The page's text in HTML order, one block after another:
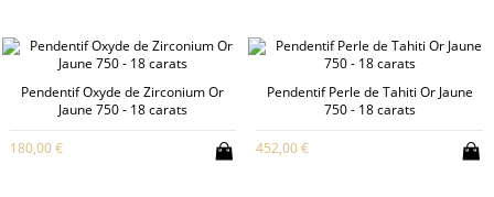
Pendentif Oxyde de Zirconium Or
Jaune 750 - 18 carats
180,00 €
Pendentif Perle de Tahiti Or Jaune
750 - 18 carats
452,00 €